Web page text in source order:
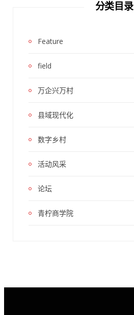
分类目录
Feature
field
万企兴万村
县域现代化
数字乡村
活动风采
论坛
青柠商学院